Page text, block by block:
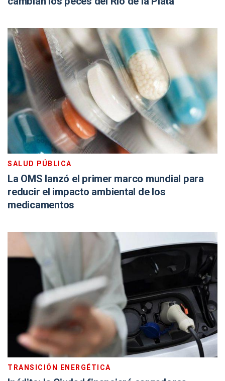
SALUD PÚBLICA
La OMS lanzó el primer marco mundial para
reducir el impacto ambiental de los
medicamentos
TRANSICIÓN ENERGÉTICA